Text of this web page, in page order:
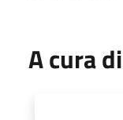
A cura di